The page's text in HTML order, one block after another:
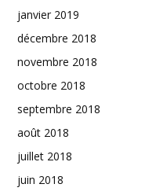
janvier 2019
décembre 2018
novembre 2018
octobre 2018
septembre 2018
août 2018
juillet 2018
juin 2018